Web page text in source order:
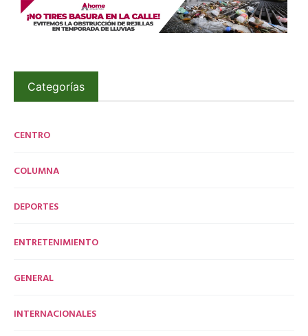
Categorías
CENTRO
COLUMNA
DEPORTES
ENTRETENIMIENTO
GENERAL
INTERNACIONALES